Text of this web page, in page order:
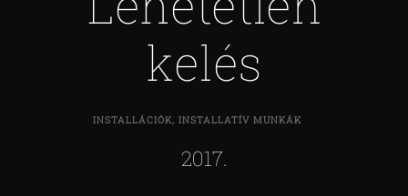
kelés
INSTALLÁCIÓK, INSTALLATÍV MUNKÁK
2017.